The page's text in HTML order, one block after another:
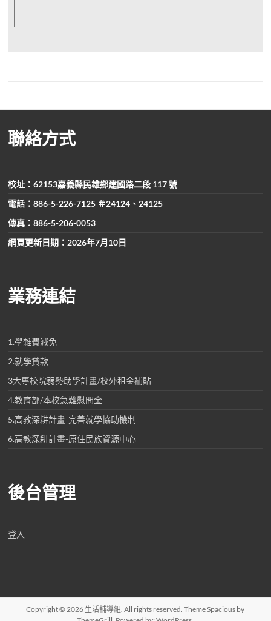
聯絡方式
校址：62153嘉義縣民雄鄉建國路二段 117 號
電話：886-5-226-7125 ＃24124、24125
傳真：886-5-206-0053
網頁更新日期：2026年7月10日
業務連結
1.學雜費減免
2.就學貸款
3大專校院弱勢助學計畫/校外租金補貼
4.教育部/本校急難慰問金
5.高教深耕計畫-完善就學協助機制
6.高教深耕計畫-原住民族資源中心
後台管理
登入
Copyright © 2026 生活輔導組 . All rights reserved. ThemeSpacious by